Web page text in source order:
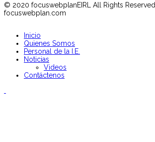
© 2020 focuswebplanEIRL All Rights Reserved.
focuswebplan.com
Inicio
Quienes Somos
Personal de la I.E.
Noticias
Videos
Contáctenos